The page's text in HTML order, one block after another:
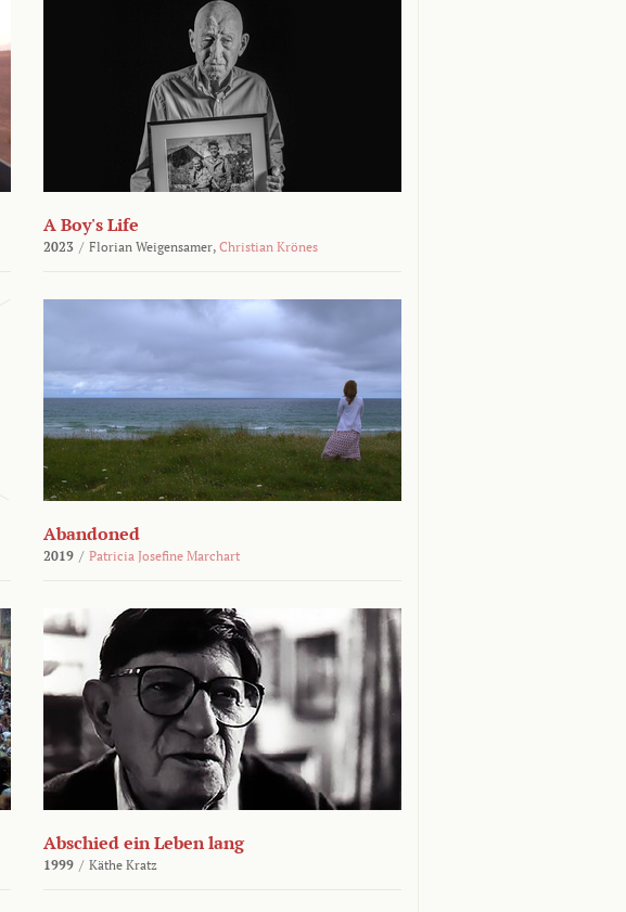
A Boy's Life
2023 / Florian Weigensamer, Christian Krönes
Abandoned
2019 / Patricia Josefine Marchart
Abschied ein Leben lang
1999 / Käthe Kratz